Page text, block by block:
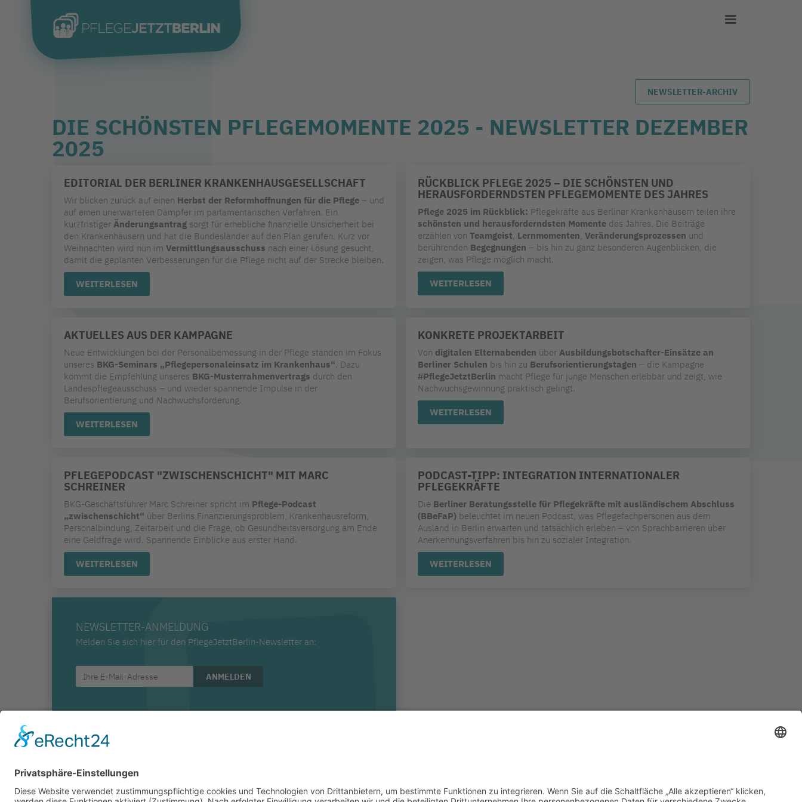
NEWSLETTER-ARCHIV
DIE SCHÖNSTEN PFLEGEMOMENTE 2025 - NEWSLETTER DEZEMBER
2025
EDITORIAL DER BERLINER KRANKENHAUSGESELLSCHAFT
Wir blicken zurück auf einen Herbst der Reformhoffnungen für die Pflege – und
auf einen unerwarteten Dämpfer im parlamentarischen Verfahren. Ein
kurzfristiger Änderungsantrag sorgt für erhebliche finanzielle Unsicherheit bei
den Krankenhäusern und hat die Bundesländer auf den Plan gerufen. Kurz vor
Weihnachten wird nun im Vermittlungsausschuss nach einer Lösung gesucht,
damit die geplanten Verbesserungen für die Pflege nicht auf der Strecke bleiben.
WEITERLESEN
RÜCKBLICK PFLEGE 2025 – DIE SCHÖNSTEN UND
HERAUSFORDERNDSTEN PFLEGEMOMENTE DES JAHRES
Pflege 2025 im Rückblick: Pflegekräfte aus Berliner Krankenhäusern teilen ihre
schönsten und herausforderndsten Momente des Jahres. Die Beiträge
erzählen von Teamgeist, Lernmomenten, Veränderungsprozessen und
berührenden Begegnungen – bis hin zu ganz besonderen Augenblicken, die
zeigen, was Pflege möglich macht.
WEITERLESEN
AKTUELLES AUS DER KAMPAGNE
Neue Entwicklungen bei der Personalbemessung in der Pflege standen im Fokus
unseres BKG-Seminars „Pflegepersonaleinsatz im Krankenhaus“. Dazu
kommt die Empfehlung unseres BKG-Musterrahmenvertrags durch den
Landespflegeausschuss – und wieder spannende Impulse in der
Berufsorientierung und Nachwuchsförderung.
WEITERLESEN
KONKRETE PROJEKTARBEIT
Von digitalen Elternabenden über Ausbildungsbotschafter-Einsätze an
Berliner Schulen bis hin zu Berufsorientierungstagen – die Kampagne
#PflegeJetztBerlin macht Pflege für junge Menschen erlebbar und zeigt, wie
Nachwuchsgewinnung praktisch gelingt.
WEITERLESEN
PFLEGEPODCAST "ZWISCHENSCHICHT" MIT MARC
SCHREINER
BKG-Geschäftsführer Marc Schreiner spricht im Pflege-Podcast
„zwischenschicht“ über Berlins Finanzierungsproblem, Krankenhausreform,
Personalbindung, Zeitarbeit und die Frage, ob Gesundheitsversorgung am Ende
eine Geldfrage wird. Spannende Einblicke aus erster Hand.
WEITERLESEN
PODCAST-TIPP: INTEGRATION INTERNATIONALER
PFLEGEKRÄFTE
Die Berliner Beratungsstelle für Pflegekräfte mit ausländischem Abschluss
(BBeFaP) beleuchtet im neuen Podcast, was Pflegefachpersonen aus dem
Ausland in Berlin erwarten und tatsächlich erleben – von Sprachbarrieren über
Anerkennungsverfahren bis hin zu sozialer Integration.
WEITERLESEN
NEWSLETTER-ANMELDUNG
Melden Sie sich hier für den PflegeJetztBerlin-Newsletter an:
LinkedIn |Impressum bkgev.de|Datenschutzbestimmungen bkgev.de |Cookie-Einstellungen|pflege@bkgev.de